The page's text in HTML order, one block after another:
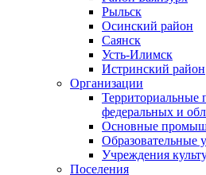
Рыльск
Осинский район
Саянск
Усть-Илимск
Истринский район
Организации
Территориальные
федеральных и
Основные
Образовательные
Учреждения
Поселения